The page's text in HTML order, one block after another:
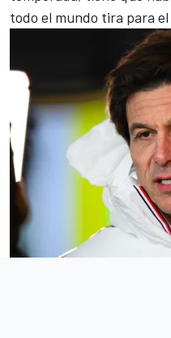
todo el mundo tira para el